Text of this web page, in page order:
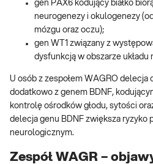
gen PAX6 kodujący białko
neurogenezy i okulogenezy
mózgu oraz oczu);
gen WT1 związany z
dysfunkcją w obszarze układu
U osób z zespołem WAGRO delecja
dodatkowo z genem BDNF,
kontrolę ośrodków głodu, sytości
delecja genu BDNF zwiększa ryzyko
neurologicznym.
Zespół WAGR –